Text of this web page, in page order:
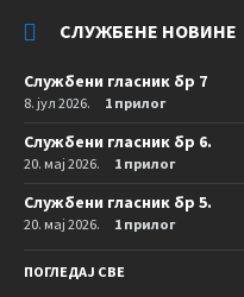
СЛУЖБЕНЕ НОВИНЕ
Службени гласник бр 7
8. јул 2026. 1 прилог
Службени гласник бр 6.
20. мај 2026. 1 прилог
Службени гласник бр 5.
20. мај 2026. 1 прилог
ПОГЛЕДАЈ СВЕ